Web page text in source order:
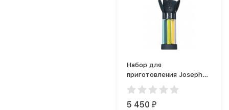
Набор для
приготовления Joseph
Joseph Elevate Оpal
10176
5 450₽